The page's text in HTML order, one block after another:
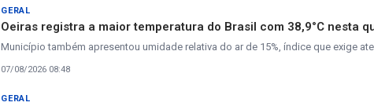
GERAL
Oeiras registra a maior temperatura do Brasil com 38,9°C nesta
Município também apresentou umidade relativa do ar de 15%, índice que exige
07/08/2026 08:48
GERAL